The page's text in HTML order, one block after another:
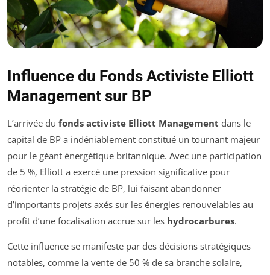
Influence du Fonds Activiste Elliott
Management sur BP
L’arrivée du fonds activiste Elliott Management dans le
capital de BP a indéniablement constitué un tournant majeur
pour le géant énergétique britannique. Avec une participation
de 5 %, Elliott a exercé une pression significative pour
réorienter la stratégie de BP, lui faisant abandonner
d’importants projets axés sur les énergies renouvelables au
profit d’une focalisation accrue sur les hydrocarbures.
Cette influence se manifeste par des décisions stratégiques
notables, comme la vente de 50 % de sa branche solaire,